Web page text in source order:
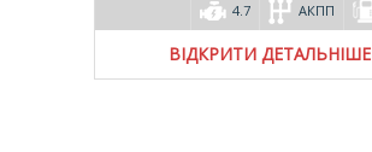
4.7 АКПП
ВІДКРИТИ ДЕТАЛЬНІШЕ